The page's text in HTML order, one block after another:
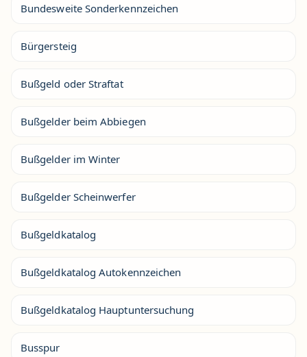
Bundesweite Sonderkennzeichen
Bürgersteig
Bußgeld oder Straftat
Bußgelder beim Abbiegen
Bußgelder im Winter
Bußgelder Scheinwerfer
Bußgeldkatalog
Bußgeldkatalog Autokennzeichen
Bußgeldkatalog Hauptuntersuchung
Busspur